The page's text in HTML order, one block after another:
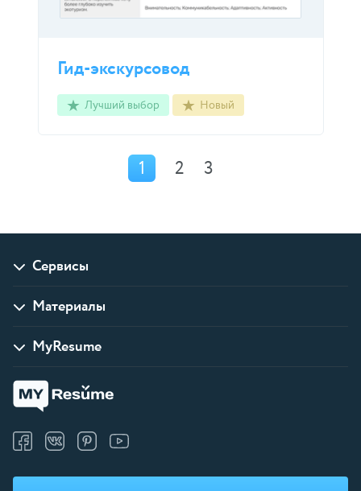
Гид-экскурсовод
Лучший выбор Новый
1 2 3
Сервисы
Материалы
MyResume